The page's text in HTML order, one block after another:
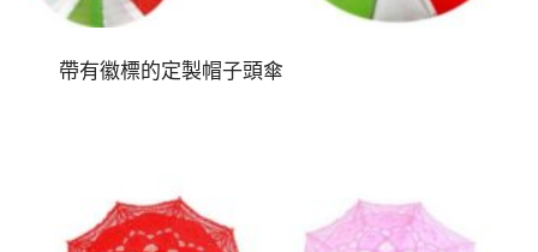
帶有徽標的定製帽子頭傘